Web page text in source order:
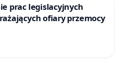
prac legislacyjnych
rodzinnego narażających ofiary przemocy